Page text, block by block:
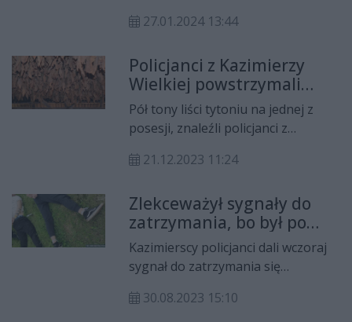
mieszczące się w Kazimierzy
krytej pływalni „Wodny Raj”.
27.01.2024 13:44
Policjanci z Kazimierzy
Wielkiej powstrzymali
tytoniową kontrabandę
Pół tony liści tytoniu na jednej z
posesji, znaleźli policjanci z
była zwieńczeniem prowadzonego,
Skarbu Państwa z powodu
niezapłaconej akcyzy mogły być
znaczące.
21.12.2023 11:24
Zlekceważył sygnały do
zatrzymania, bo był po
narkotykach
Kazimierscy policjanci dali wczoraj
sygnał do zatrzymania się
Audi. Wszystko zaczęło się w samo
30.08.2023 15:10